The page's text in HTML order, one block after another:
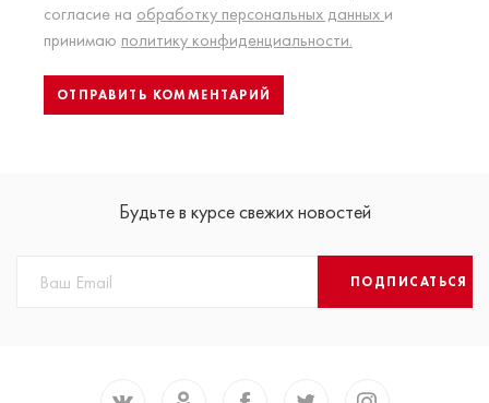
согласие на обработку персональных данных и
принимаю политику конфиденциальности.
Будьте в курсе свежих новостей
ПОДПИСАТЬСЯ